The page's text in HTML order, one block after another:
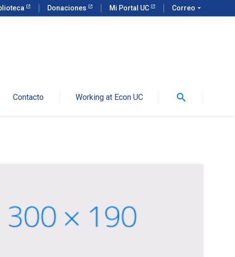
Donaciones Mi Portal UC Correo arrow_drop_down
Contacto Working at Econ UC search